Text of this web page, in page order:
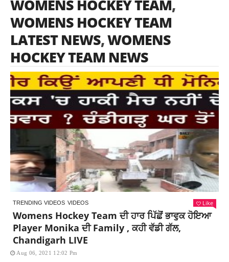
WOMENS HOCKEY TEAM,
WOMENS HOCKEY TEAM
LATEST NEWS,WOMENS
HOCKEY TEAM NEWS
TRENDING VIDEOS VIDEOS Like
Womens Hockey Team ਦੀ ਹਾਰ ਪਿੱਛੋਂ ਭਾਵੁਕ ਹੋਇਆ
Player Monika ਦੀ Family , ਕਹੀ ਵੱਡੀ ਗੱਲ,
Chandigarh LIVE
Aug 06, 2021 12:02 Pm